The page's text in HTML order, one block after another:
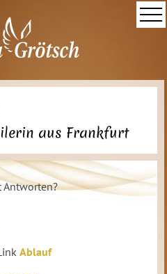
aus Frankfurt
Antworten?
Ablauf